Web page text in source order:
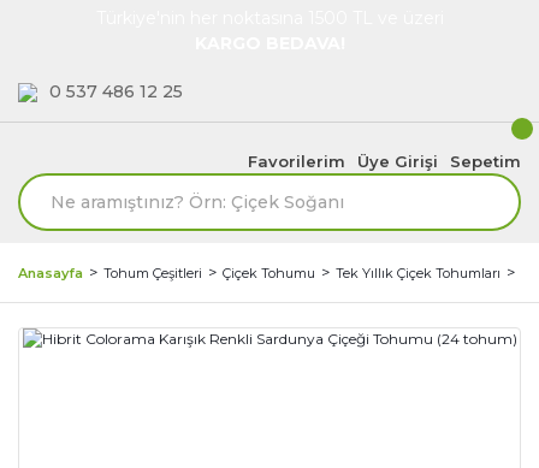
0 537 486 12 25
Favorilerim Üye Girişi Sepetim
Anasayfa Tohum Çeşitleri Çiçek Tohumu Tek Yıllık Çiçek Tohumları